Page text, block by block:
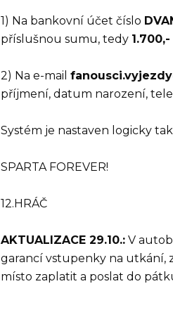
1) Na bankovní účet číslo
příslušnou sumu, tedy
2) Na e-mail
příjmení, datum narození,
Systém je nastaven logicky
SPARTA FOREVER!
12.HRÁČ
AKTUALIZACE 29.10.: V
garancí vstupenky na utkání,
místo zaplatit a poslat do